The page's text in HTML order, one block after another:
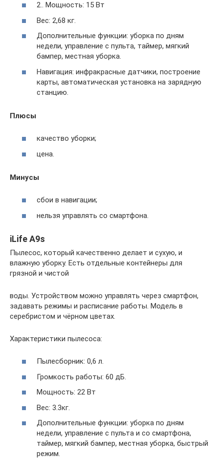
2.. Мощность: 15 Вт
Вес: 2,68 кг.
Дополнительные функции: уборка по дням
недели, управление с пульта, таймер, мягкий
бампер, местная уборка.
Навигация: инфракрасные датчики, построение
карты, автоматическая установка на зарядную
станцию.
Плюсы
качество уборки;
цена.
Минусы
сбои в навигации;
нельзя управлять со смартфона.
iLife A9s
Пылесос, который качественно делает и сухую, и
влажную уборку. Есть отдельные контейнеры для
грязной и чистой
воды. Устройством можно управлять через смартфон,
задавать режимы и расписание работы. Модель в
серебристом и чёрном цветах.
Характеристики пылесоса:
Пылесборник: 0,6 л.
Громкость работы: 60 дБ.
Мощность: 22 Вт
Вес: 3.3кг.
Дополнительные функции: уборка по дням
недели, управление с пульта и со смартфона,
таймер, мягкий бампер, местная уборка, быстрый
режим.